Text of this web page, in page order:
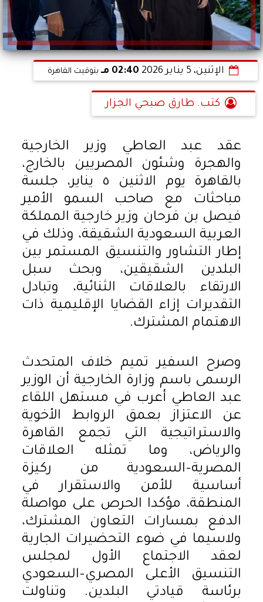
الإثنين، 5 يناير 2026 02:40 مـ بتوقيت القاهرة
كتب. طارق صبحي الجزار
عقد عبد العاطي وزير الخارجية
والهجرة وشئون المصريين بالخارج،
بالقاهرة يوم الاثنين ٥ يناير، جلسة
مباحثات مع صاحب السمو الأمير
فيصل بن فرحان وزير خارجية المملكة
العربية السعودية الشقيقة، وذلك في
إطار التشاور والتنسيق المستمر بين
البلدين الشقيقين، وبحث سبل
الارتقاء بالعلاقات الثنائية، وتبادل
التقديرات إزاء القضايا الإقليمية ذات
الاهتمام المشترك.
وصرح السفير تميم خلاف المتحدث
الرسمى باسم وزارة الخارجية أن الوزير
عبد العاطي أعرب في مستهل اللقاء
عن الاعتزاز بعمق الروابط الأخوية
والاستراتيجية التي تجمع القاهرة
والرياض، وما تمثله العلاقات
المصرية–السعودية من ركيزة
أساسية للأمن والاستقرار في
المنطقة، مؤكدا الحرص على مواصلة
الدفع بمسارات التعاون المشترك،
ولاسيما في ضوء التحضيرات الجارية
لعقد الاجتماع الأول لمجلس
التنسيق الأعلى المصري–السعودي
برئاسة قيادتي البلدين. وتناولت